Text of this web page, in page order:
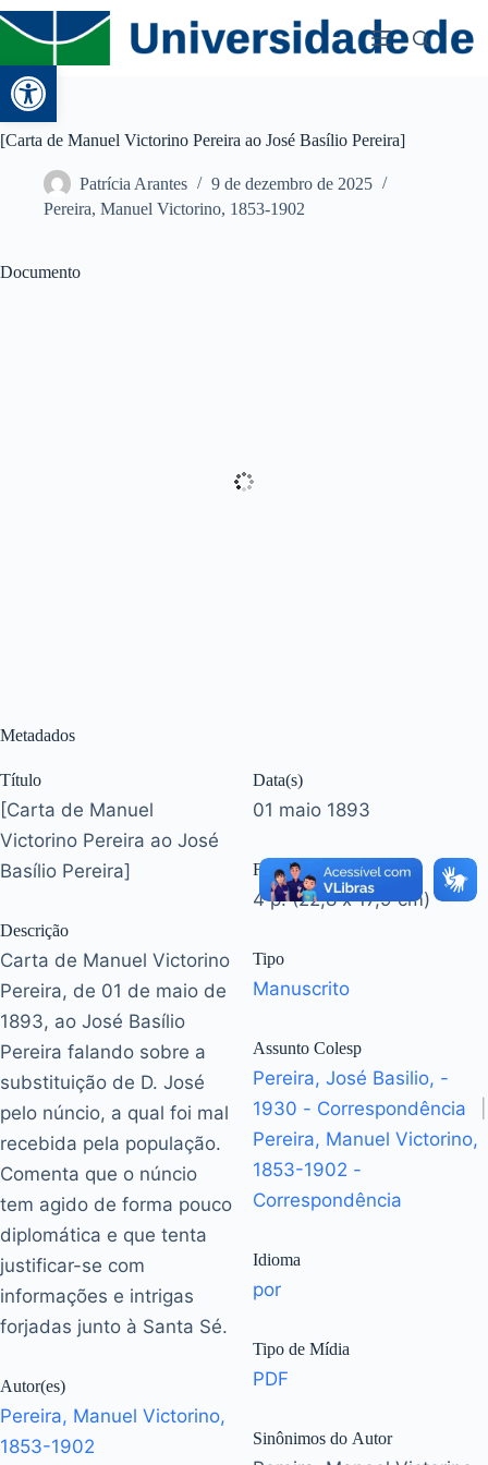
Abrir a barra de ferramentas
[Carta de Manuel Victorino Pereira ao José Basílio Pereira]
Patrícia Arantes
9 de dezembro de 2025
Pereira, Manuel Victorino, 1853-1902
Documento
Metadados
Título
[Carta de Manuel
Victorino Pereira ao José
Basílio Pereira]
Descrição
Carta de Manuel Victorino
Pereira, de 01 de maio de
1893, ao José Basílio
Pereira falando sobre a
substituição de D. José
pelo núncio, a qual foi mal
recebida pela população.
Comenta que o núncio
tem agido de forma pouco
diplomática e que tenta
justificar-se com
informações e intrigas
forjadas junto à Santa Sé.
Autor(es)
Pereira, Manuel Victorino,
1853-1902
Data(s)
01 maio 1893
Formato
4 p. (22,8 x 17,9 cm)
Tipo
Manuscrito
Assunto Colesp
Pereira, José Basilio, -
1930 - Correspondência
Pereira, Manuel Victorino,
1853-1902 -
Correspondência
Idioma
por
Tipo de Mídia
PDF
Sinônimos do Autor